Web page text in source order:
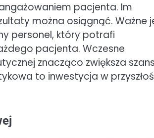
pacjenta. Im
można osiągnąć. Ważne
personel, który potrafi
pacjenta. Wczesne
znacząco zwiększa
to inwestycja w